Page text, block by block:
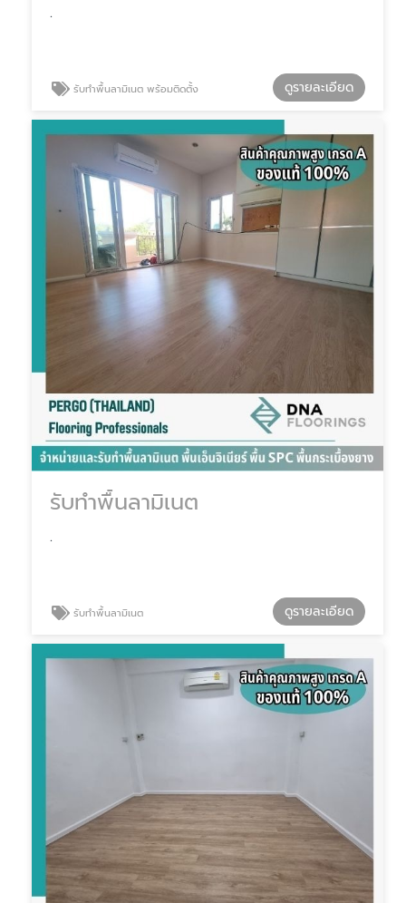
.
รับทำพื้นลามิเนต พร้อมติดตั้ง ดูรายละเอียด
รับทำพื้นลามิเนต
.
รับทำพื้นลามิเนต ดูรายละเอียด